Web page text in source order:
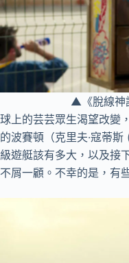
▲《脫線神
球上的芸芸眾生渴望改變
的波賽頓（克里夫·寇蒂
級遊艇該有多大，以及接
不屑一顧。不幸的是，有